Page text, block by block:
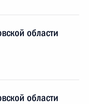
области
области